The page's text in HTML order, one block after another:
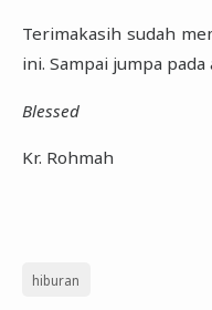
Terimakasih sudah
ini. Sampai jumpa
Blessed
Kr. Rohmah
hiburan